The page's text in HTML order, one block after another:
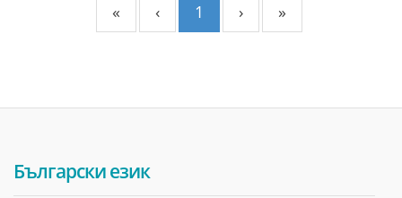
« ‹ 1 › »
Български език